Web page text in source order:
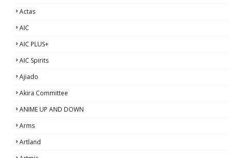
Actas
AIC
AIC PLUS+
AIC Spirits
Ajiado
Akira Committee
ANIME UP AND DOWN
Arms
Artland